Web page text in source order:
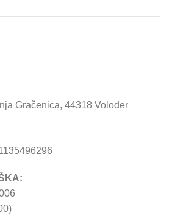
Gračenica, 44318 Voloder